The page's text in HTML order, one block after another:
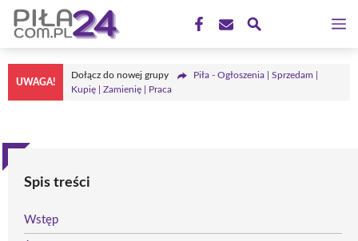
Przejdź
treści
UWAGA!
Dołącz do nowej grupy
Piła - Ogłoszenia | Sprzedam |
Kupię | Zamienię | Praca
Spis treści
Wstęp